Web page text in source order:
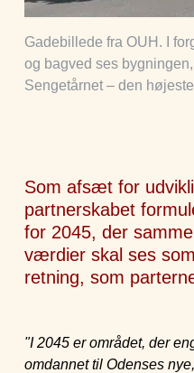
Gadebillede fra OUH. I
og bagved ses
Sengetårnet – den
Som afsæt for
partnerskabet
for 2045, der
værdier skal ses
retning, som
"I 2045 er området, der
omdannet til Odenses